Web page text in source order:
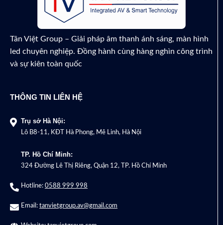
Tân Việt Group – Giải pháp âm thanh ánh sáng, màn hình
led chuyên nghiệp. Đồng hành cùng hàng nghìn công trình
và sự kiên toàn quốc
THÔNG TIN LIÊN HỆ
Trụ sở Hà Nội:
Lô B8-11, KĐT Hà Phong, Mê Linh, Hà Nội
TP. Hồ Chí Minh:
324 Đường Lê Thị Riêng, Quận 12, TP. Hồ Chí Minh
Hotline: 0588 999 998
Email: tanvietgroup.av@gmail.com